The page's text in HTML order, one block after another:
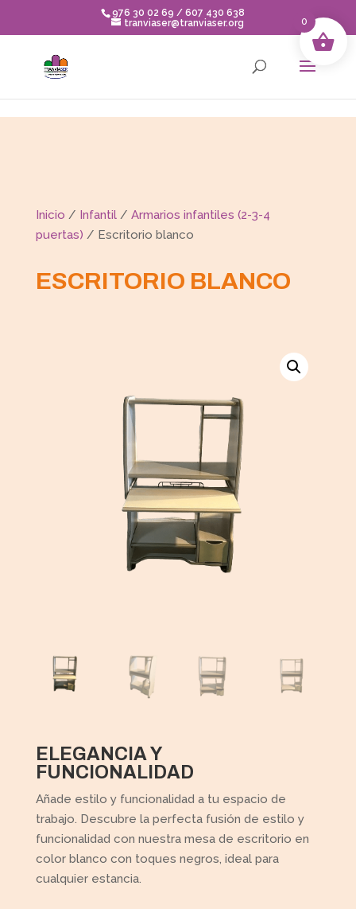
976 30 02 69 / 607 430 638
tranviaser@tranviaser.org
Inicio / Infantil/ Armarios infantiles (2-3-4
puertas) / Escritorio blanco
ESCRITORIO BLANCO
ELEGANCIA Y
FUNCIONALIDAD
Añade estilo y funcionalidad a tu espacio de
trabajo. Descubre la perfecta fusión de estilo y
funcionalidad con nuestra mesa de escritorio en
color blanco con toques negros, ideal para
cualquier estancia.
0